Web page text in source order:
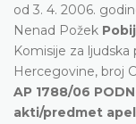
od 3. 4. 2006.
Nenad Požek
Komisije za
Hercegovine, broj
AP 1788/06
akti/predmet